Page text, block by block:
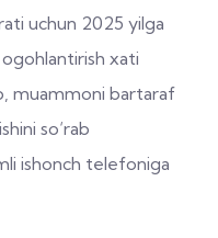
uchun 2025 yilga
xati
muammoni bartaraf
so‘rab
ishonch telefoniga